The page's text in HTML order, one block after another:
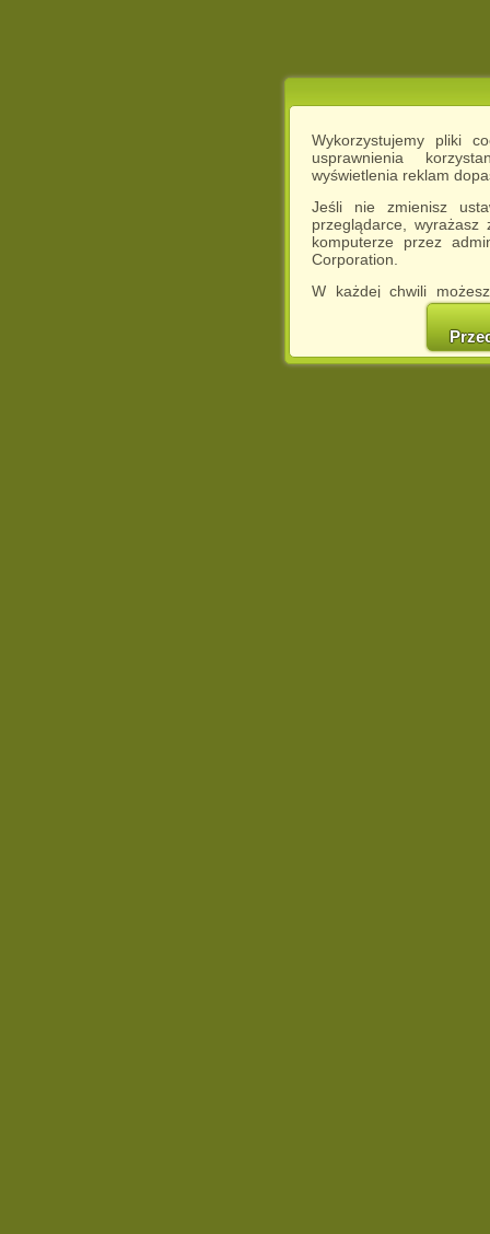
Wykorzystujemy pliki
usprawnienia
wyświetlenia reklam
Jeśli nie zmienisz
przeglądarce,
komputerze przez
Corporation.
W każdej chwili
cookies w swojej
w naszej
http://chomikuj.pl/